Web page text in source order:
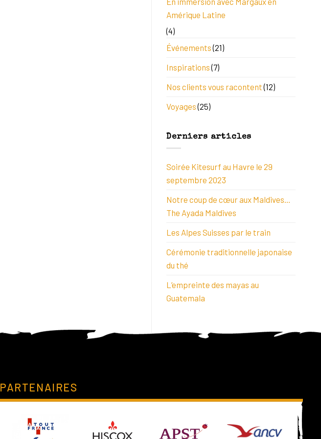
Amérique Latine
(4)
Événements(21)
Inspirations(7)
Nos clients vous racontent(12)
Voyages(25)
Derniers articles
Soirée Kitesurf au Havre le 29
septembre 2023
Notre coup de cœur aux Maldives…
The Ayada Maldives
Les Alpes Suisses par le train
Cérémonie traditionnelle japonaise
du thé
L’empreinte des mayas au
Guatemala
PARTENAIRES